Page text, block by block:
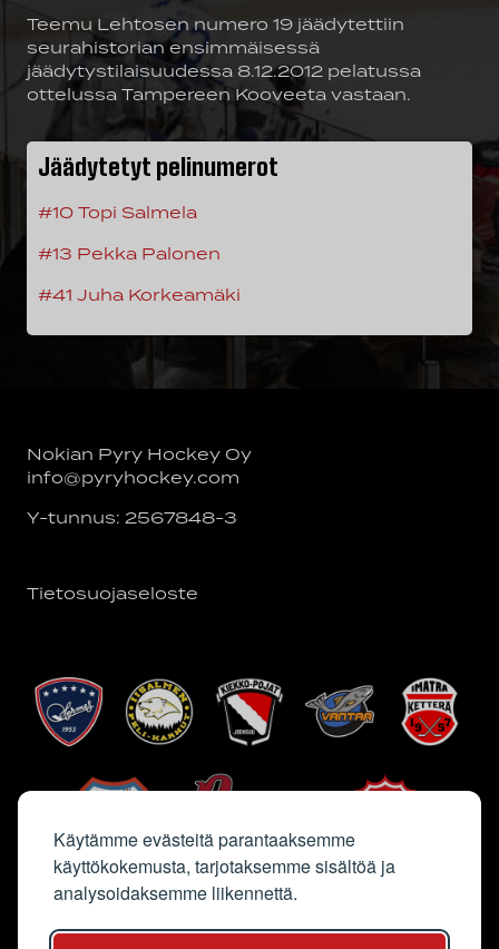
Käytämme evästeitä parantaaksemme
käyttökokemusta, tarjotaksemme sisältöä ja
analysoidaksemme liikennettä.
Teemu Lehtosen numero 19 jäädytettiin
seurahistorian ensimmäisessä
jäädytystilaisuudessa 8.12.2012 pelatussa
ottelussa Tampereen Kooveeta vastaan.
Jäädytetyt pelinumerot
#10 Topi Salmela
#13 Pekka Palonen
#41 Juha Korkeamäki
Nokian Pyry Hockey Oy
info@pyryhockey.com
Y-tunnus: 2567848-3
Tietosuojaseloste